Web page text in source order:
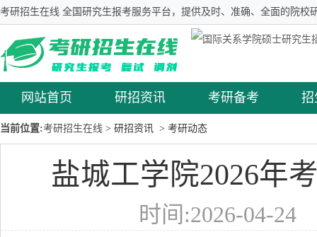
考研招生在线 全国研究生报考服务平台，提供及时、准确、全面的院校
网站首页 研招资讯 考研备考 招
当前位置:考研招生在线 > 研招资讯 > 考研动态
盐城工学院2026年
时间:2026-04-